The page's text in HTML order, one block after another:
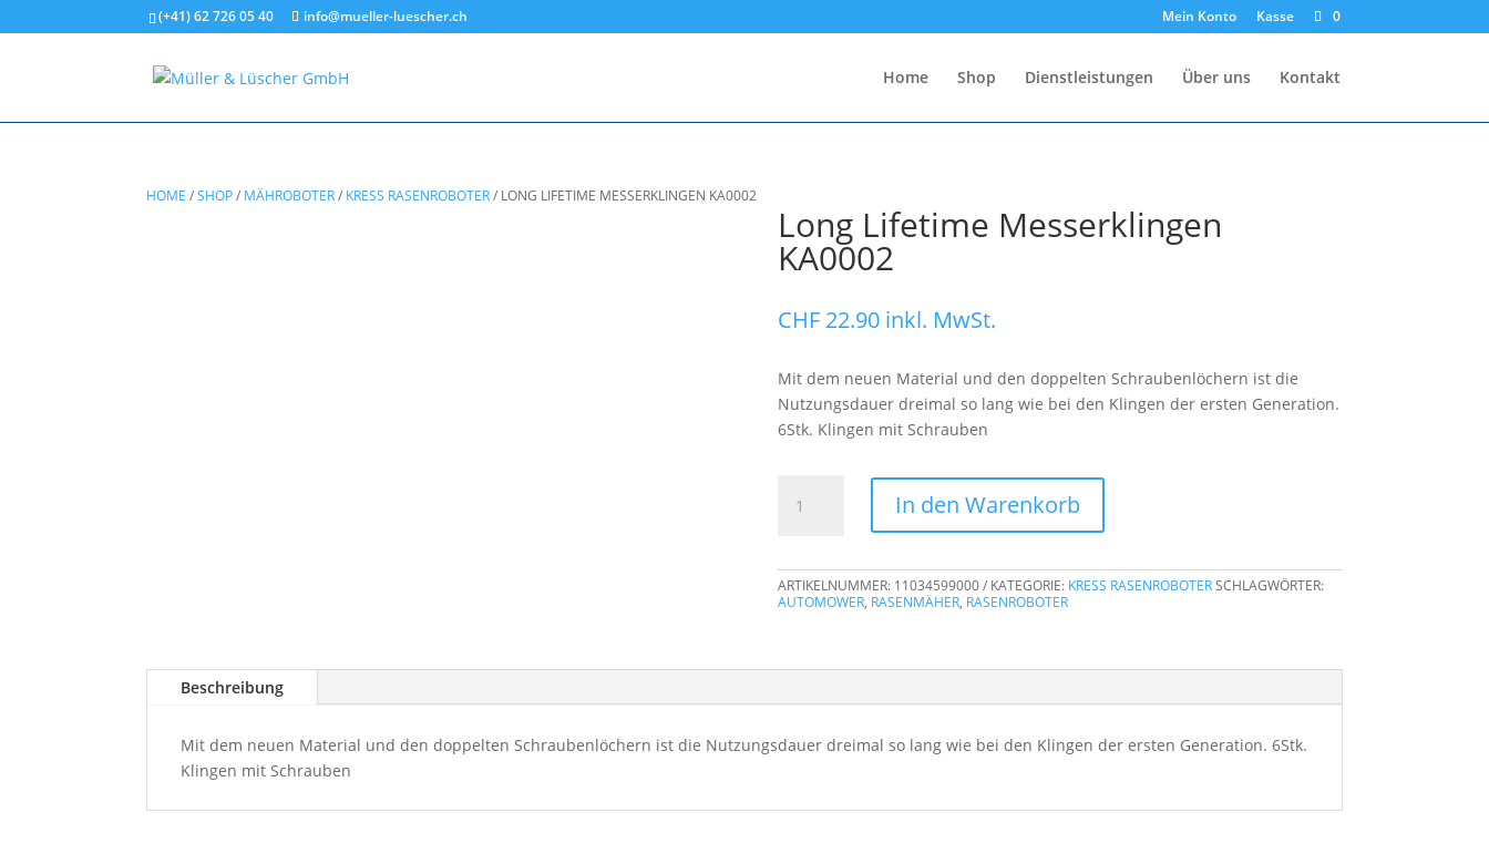
(+41) 62 726 05 40 info@mueller-luescher.ch Mein Konto Kasse 0
Home Shop Dienstleistungen Über uns Kontakt
HOME /SHOP/ MÄHROBOTER/ KRESS RASENROBOTER/ LONG LIFETIME MESSERKLINGEN KA0002
Long Lifetime Messerklingen
KA0002
CHF22.90 inkl. MwSt.
Mit dem neuen Material und den doppelten Schraubenlöchern ist die
Nutzungsdauer dreimal so lang wie bei den Klingen der ersten Generation.
6Stk. Klingen mit Schrauben
Lifetime
Messerklingen
Menge
In den Warenkorb
ARTIKELNUMMER: 11034599000 KATEGORIE: KRESS RASENROBOTERSCHLAGWÖRTER:
AUTOMOWER, RASENMÄHER, RASENROBOTER
Beschreibung
Mit dem neuen Material und den doppelten Schraubenlöchern ist die Nutzungsdauer dreimal so lang wie bei den Klingen der ersten Generation. 6Stk.
Klingen mit Schrauben